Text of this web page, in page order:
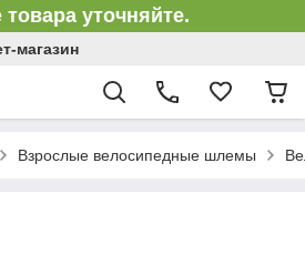
уточняйте.
магазин
Взрослые велосипедные шлемы